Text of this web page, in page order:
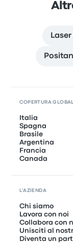
COPERTURA
Italia
Spagna
Brasile
Argentina
Francia
Canada
L'AZIENDA
Chi siamo
Lavora con noi
Collabora con
Unisciti al
Diventa un